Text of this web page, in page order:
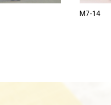
M7-14